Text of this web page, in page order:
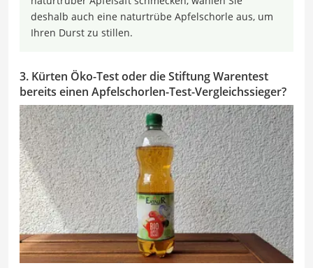
deshalb auch eine naturtrübe Apfelschorle aus, um
Ihren Durst zu stillen.
3. Kürten Öko-Test oder die Stiftung Warentest
bereits einen Apfelschorlen-Test-Vergleichssieger?